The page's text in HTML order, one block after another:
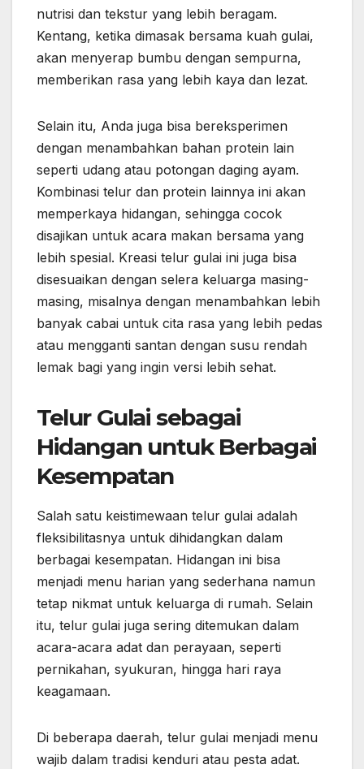
nutrisi dan tekstur yang lebih beragam.
Kentang, ketika dimasak bersama kuah gulai,
akan menyerap bumbu dengan sempurna,
memberikan rasa yang lebih kaya dan lezat.
Selain itu, Anda juga bisa bereksperimen
dengan menambahkan bahan protein lain
seperti udang atau potongan daging ayam.
Kombinasi telur dan protein lainnya ini akan
memperkaya hidangan, sehingga cocok
disajikan untuk acara makan bersama yang
lebih spesial. Kreasi telur gulai ini juga bisa
disesuaikan dengan selera keluarga masing-
masing, misalnya dengan menambahkan lebih
banyak cabai untuk cita rasa yang lebih pedas
atau mengganti santan dengan susu rendah
lemak bagi yang ingin versi lebih sehat.
Telur Gulai sebagai
Hidangan untuk Berbagai
Kesempatan
Salah satu keistimewaan telur gulai adalah
fleksibilitasnya untuk dihidangkan dalam
berbagai kesempatan. Hidangan ini bisa
menjadi menu harian yang sederhana namun
tetap nikmat untuk keluarga di rumah. Selain
itu, telur gulai juga sering ditemukan dalam
acara-acara adat dan perayaan, seperti
pernikahan, syukuran, hingga hari raya
keagamaan.
Di beberapa daerah, telur gulai menjadi menu
wajib dalam tradisi kenduri atau pesta adat.